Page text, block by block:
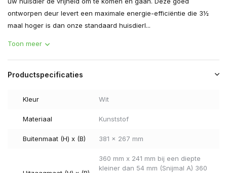
ontworpen deur levert een maximale energie-efficiëntie die 3½
maal hoger is dan onze standaard huisdierl...
Toon meer
Productspecificaties
Kleur Wit
Materiaal Kunststof
Buitenmaat (H) x (B) 381 x 267 mm
360 mm x 241 mm bij een diepte
kleiner dan 54 mm (Snijmal A) 360